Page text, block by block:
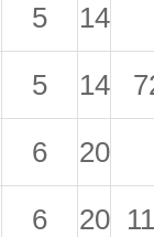
5 14
5 14
6 20
6 20